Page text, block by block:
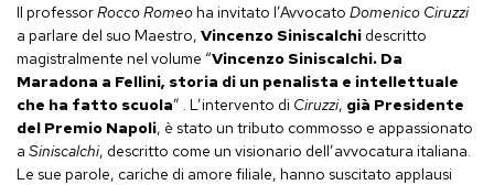
Il professorRocco Romeoha invitato l’Avvocato Domenico Ciruzzi
a parlare del suo Maestro, Vincenzo Siniscalchi descritto
magistralmente nel volume “Vincenzo Siniscalchi. Da
Maradona a Fellini, storia di un penalista e intellettuale
che ha fatto scuola” . L’intervento di Ciruzzi, già Presidente
del Premio Napoli, è stato un tributo commosso e appassionato
a Siniscalchi, descritto come un visionario dell’avvocatura italiana.
Le sue parole, cariche di amore filiale, hanno suscitato applausi